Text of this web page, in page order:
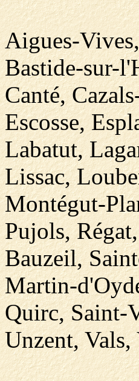
Aigues-
Bastide-sur-
Canté,
Escosse,
Labatut,
Lissac,
Montégut-
Pujols,
Bauzeil,
Martin-
Quirc, Saint-
Unzent,